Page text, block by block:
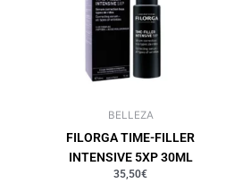
BELLEZA
FILORGA TIME-FILLER
INTENSIVE 5XP 30ML
35,50€